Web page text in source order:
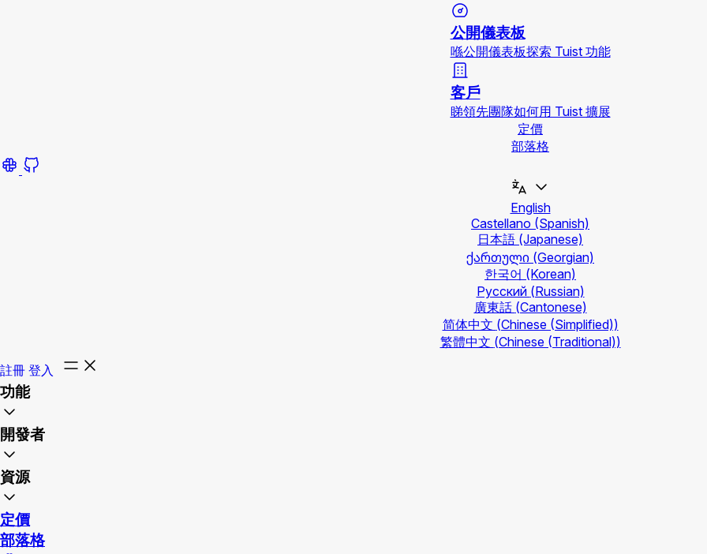
公開儀表板
喺公開儀表板探索 Tuist 功能
客戶
睇領先團隊如何用 Tuist 擴展
定價
部落格
English
Castellano (Spanish)
日本語 (Japanese)
ქართული (Georgian)
한국어 (Korean)
Русский (Russian)
廣東話 (Cantonese)
简体中文 (Chinese (Simplified))
繁體中文 (Chinese (Traditional))
註冊 登入
功能
開發者
資源
定價
部落格